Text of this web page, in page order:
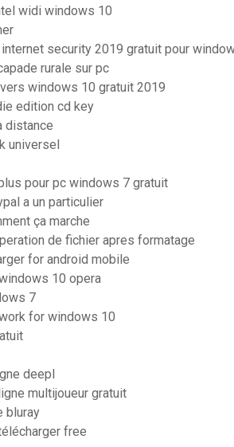
widi windows 10
security 2019 gratuit pour
rurale sur pc
windows 10 gratuit 2019
edition cd key
distance
universel
pour pc windows 7 gratuit
a un particulier
ça marche
de fichier apres formatage
for android mobile
10 opera
7
for windows 10
deepl
multijoueur gratuit
bluray
free